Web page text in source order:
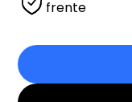
frente